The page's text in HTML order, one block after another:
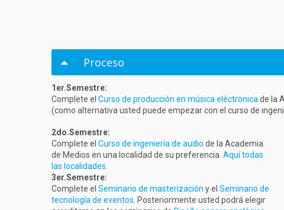
Proceso
1er.Semestre:
Complete el Curso de producción en música eléctronica de la
(como alternativa usted puede empezar con el curso de
2do.Semestre:
Complete el Curso de ingeniería de audio de la Academia
de Medios en una localidad de su preferencia. Aquí todas
las localidades
3er.Semestre:
Complete el Seminario de masterización y el Seminario de
tecnología de eventos . Posteriormente usted podrá elegir